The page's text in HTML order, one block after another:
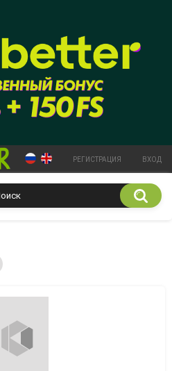
РЕГИСТРАЦИЯ ВХОД